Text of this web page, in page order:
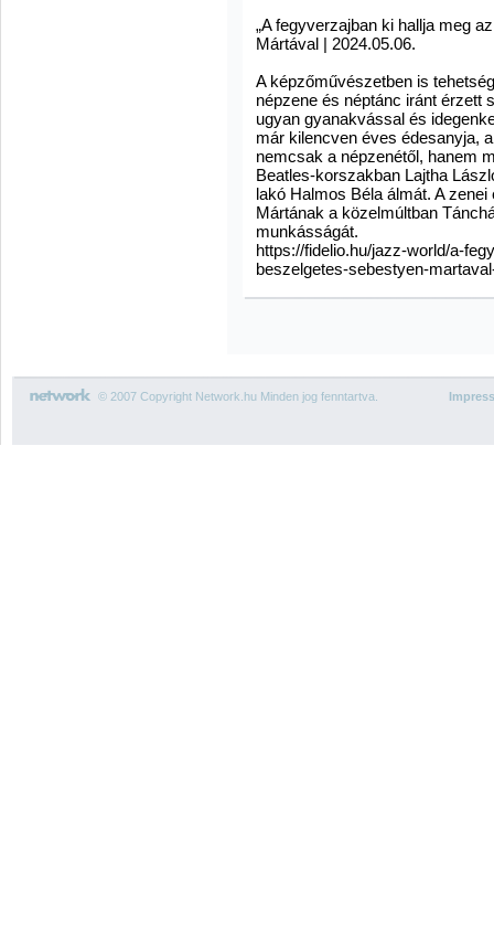
„A fegyverzajban ki hallja meg
Mártával | 2024.05.06.
A képzőművészetben is
népzene és néptánc iránt érzett
ugyan gyanakvással és
már kilencven éves édesanyja,
nemcsak a népzenétől, hanem
Beatles-korszakban Lajtha
lakó Halmos Béla álmát. A
Mártának a közelmúltban
munkásságát.
https://fidelio.hu/jazz-world/a-
beszelgetes-sebestyen-
© 2007 Copyright Network.hu Minden jog fenntartva.